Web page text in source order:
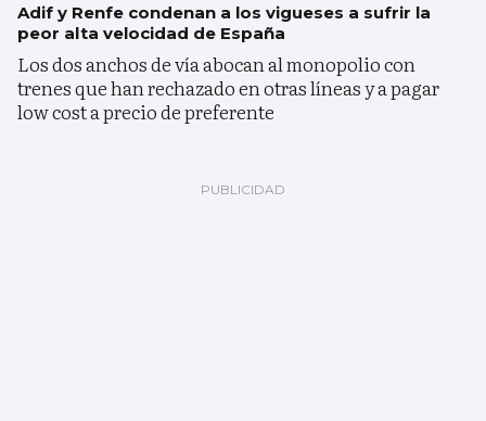
Adif y Renfe condenan a los vigueses a sufrir la
peor alta velocidad de España
Los dos anchos de vía abocan al monopolio con
trenes que han rechazado en otras líneas y a pagar
low cost a precio de preferente